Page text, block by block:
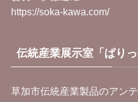
https://soka-kawa.com/
伝統産業展示室「ぱりっ
草加市伝統産業製品のアン